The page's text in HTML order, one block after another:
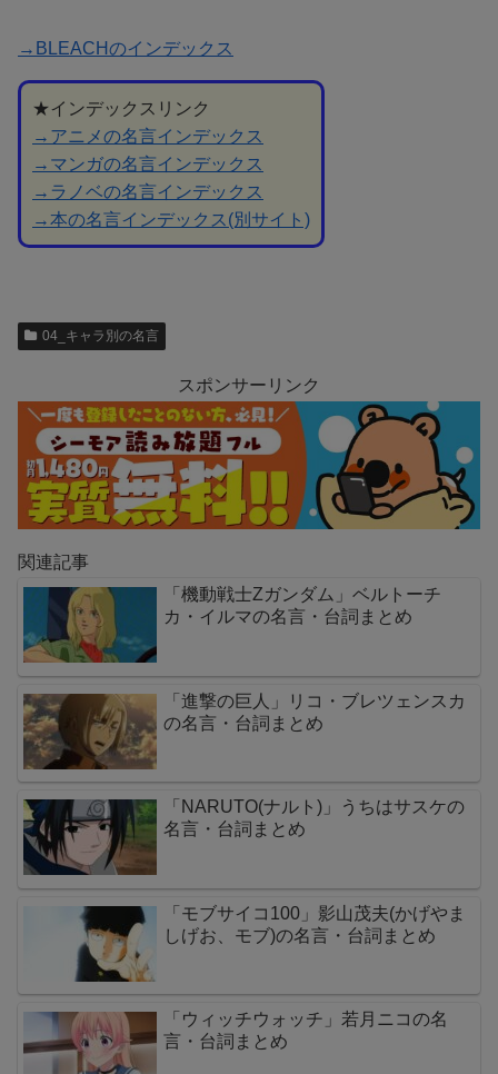
→BLEACHのインデックス
★インデックスリンク
→アニメの名言インデックス
→マンガの名言インデックス
→ラノベの名言インデックス
→本の名言インデックス(別サイト)
04_キャラ別の名言
スポンサーリンク
関連記事
「機動戦士Zガンダム」ベルトーチ
カ・イルマの名言・台詞まとめ
「進撃の巨人」リコ・ブレツェンスカ
の名言・台詞まとめ
「NARUTO(ナルト)」うちはサスケの
名言・台詞まとめ
「モブサイコ100」影山茂夫(かげやま
しげお、モブ)の名言・台詞まとめ
「ウィッチウォッチ」若月ニコの名
言・台詞まとめ